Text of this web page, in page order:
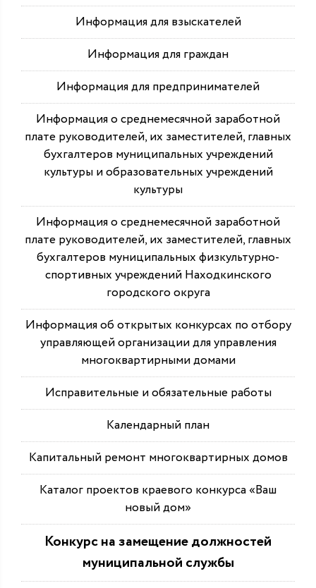
Информация для взыскателей
Информация для граждан
Информация для предпринимателей
Информация о среднемесячной заработной
плате руководителей, их заместителей, главных
бухгалтеров муниципальных учреждений
культуры и образовательных учреждений
культуры
Информация о среднемесячной заработной
плате руководителей, их заместителей, главных
бухгалтеров муниципальных физкультурно-
спортивных учреждений Находкинского
городского округа
Информация об открытых конкурсах по отбору
управляющей организации для управления
многоквартирными домами
Исправительные и обязательные работы
Календарный план
Капитальный ремонт многоквартирных домов
Каталог проектов краевого конкурса «Ваш
новый дом»
Конкурс на замещение должностей
муниципальной службы